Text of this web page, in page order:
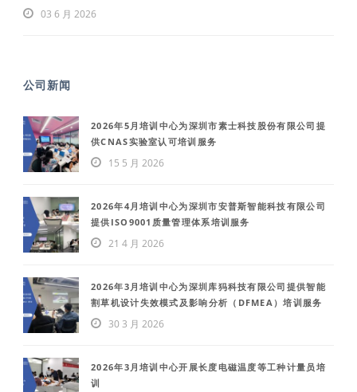
03 6 月 2026
公司新闻
2026年5月培训中心为深圳市素士科技股份有限公司提
供CNAS实验室认可培训服务
15 5 月 2026
2026年4月培训中心为深圳市安普斯智能科技有限公司
提供ISO9001质量管理体系培训服务
21 4 月 2026
2026年3月培训中心为深圳库犸科技有限公司提供智能
割草机设计失效模式及影响分析（DFMEA）培训服务
30 3 月 2026
2026年3月培训中心开展长度电磁温度等工种计量员培
训